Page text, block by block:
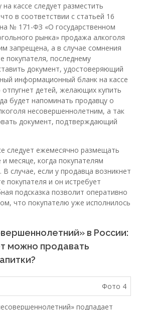
кассе следует разместить
в соответствии с статьей 16
№ 171-ФЗ «О государственном
рынка» продажа алкоголя
запрещена, а в случае сомнения
покупателя, последнему
документ, удостоверяющий
информационный бланк на кассе
отпугнет детей, желающих купить
будет напоминать продавцу о
несовершеннолетним, а так
документ, подтверждающий
следует ежемесячно размещать
месяце, когда покупателям
В случае, если у продавца возникнет
покупателя и он истребует
подсказка позволит оперативно
что покупателю уже исполнилось
в России:
можно продавать
подпадает